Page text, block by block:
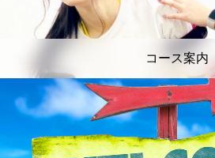
コース案内